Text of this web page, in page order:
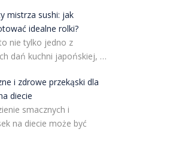
mistrza sushi: jak
idealne rolki?
nie tylko jedno z
dań kuchni japońskiej, …
i zdrowe przekąski dla
diecie
smacznych i
na diecie może być